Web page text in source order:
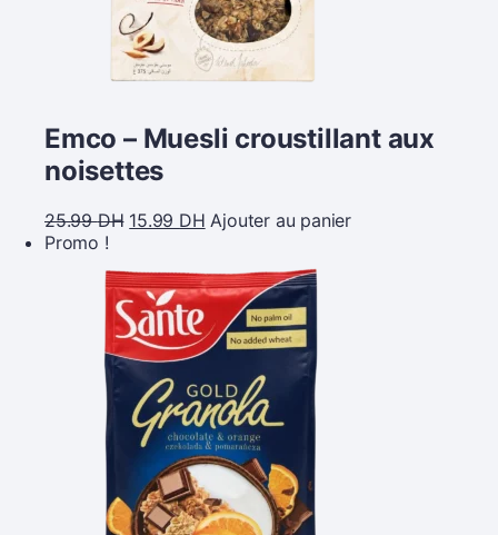
Emco – Muesli croustillant aux
noisettes
25.99DH 15.99 DH Ajouter au panier
Promo !